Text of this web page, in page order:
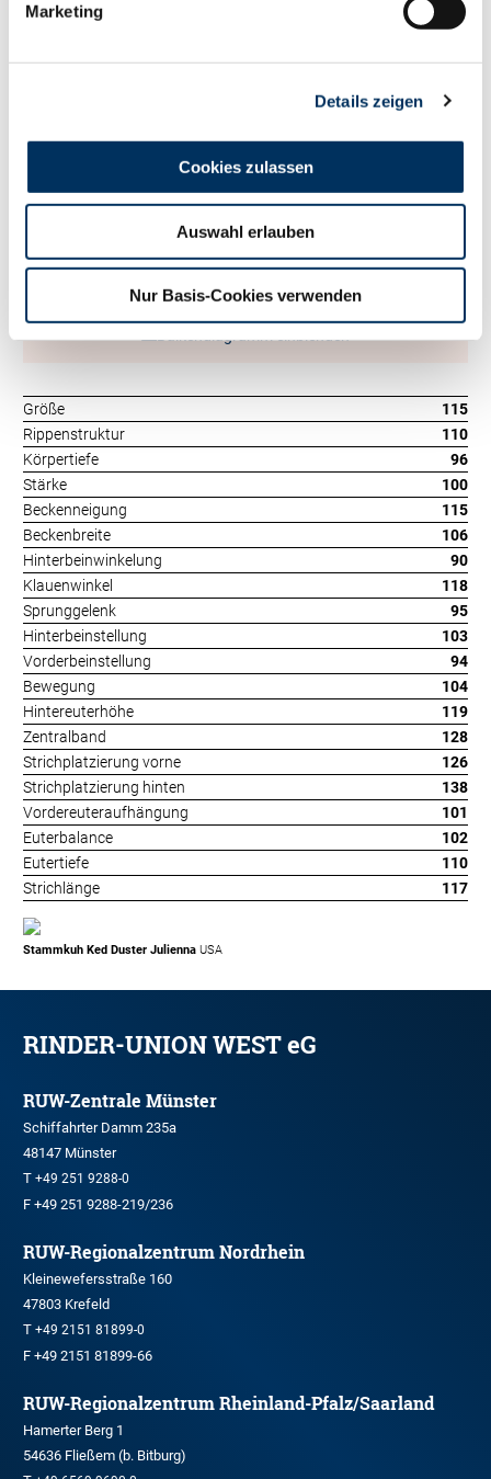
Marketing
Details zeigen
Cookies zulassen
Auswahl erlauben
Nur Basis-Cookies verwenden
Eiweiß kg
+68
RZD
91
RZE 115
Milchtyp
113
Euter
112
Größe
115
Rippenstruktur
110
Körpertiefe
96
Stärke
100
Beckenneigung
115
Beckenbreite
106
Hinterbeinwinkelung
90
Klauenwinkel
118
Sprunggelenk
95
Hinterbeinstellung
103
Vorderbeinstellung
94
Bewegung
104
Hintereuterhöhe
119
Zentralband
128
Strichplatzierung vorne
126
Strichplatzierung hinten
138
Vordereuteraufhängung
101
Euterbalance
102
Eutertiefe
110
Strichlänge
117
Stammkuh Ked Duster Julienna USA
RINDER-UNION WEST eG
RUW-Zentrale Münster
Schiffahrter Damm 235a
48147 Münster
T +49 251 9288-0
F +49 251 9288-219/236
RUW-Regionalzentrum Nordrhein
Kleinewefersstraße 160
47803 Krefeld
T +49 2151 81899-0
F +49 2151 81899-66
RUW-Regionalzentrum Rheinland-Pfalz/Saarland
Hamerter Berg 1
54636 Fließem (b. Bitburg)